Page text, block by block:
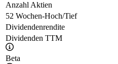
Anzahl Aktien
52 Wochen-Hoch/Tief
Dividendenrendite
Dividenden TTM
Beta